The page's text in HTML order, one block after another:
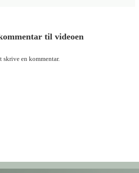
til videoen
skrive en kommentar.